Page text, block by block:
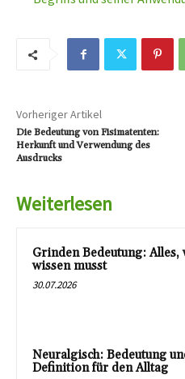
Vorheriger Artikel
Die Bedeutung von Fisimatenten:
Herkunft und Verwendung des
Ausdrucks
Weiterlesen
Grinden Bedeutung: Alles,
wissen musst
30.07.2026
Neuralgisch: Bedeutung
Definition für den Alltag